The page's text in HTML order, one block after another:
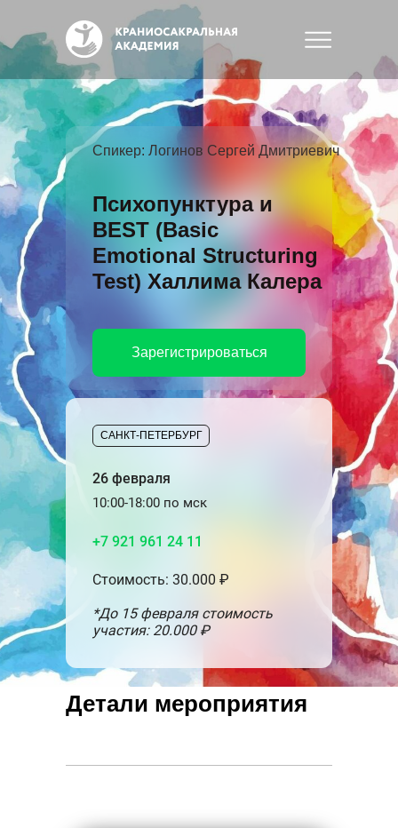
САНКТ-ПЕТЕРБУРГ
26 февраля
10:00-18:00 по мск
+7 921 961 24 11
Спикер: Логинов Сергей Дмитриевич
Стоимость: 30.000 ₽
*До 15 февраля стоимость
участия: 20.000 ₽
Зарегистрироваться
Психопунктура и
BEST (Basic
Emotional Structuring
Test) Халлима Калера
Детали мероприятия